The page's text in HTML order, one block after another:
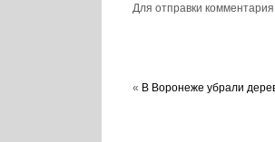
Для отправки
« В Воронеже убрали